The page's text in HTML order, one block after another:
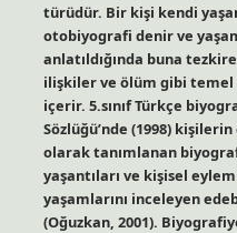
türüdür. Bir kişi kendi
otobiyografi denir ve
anlatıldığında buna
ilişkiler ve ölüm gibi temel
içerir. 5.sınıf Türkçe
Sözlüğü’nde (1998)
olarak tanımlanan
yaşantıları ve kişisel
yaşamlarını inceleyen
(Oğuzkan, 2001).